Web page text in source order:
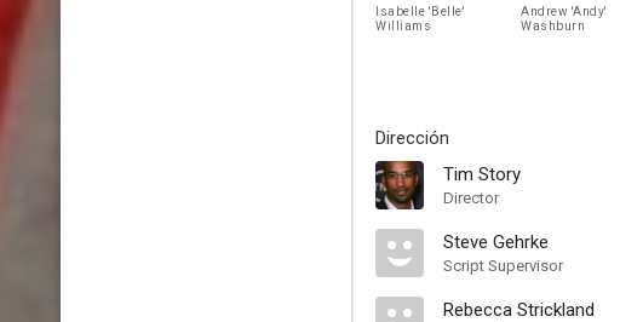
Isabelle 'Belle'
Williams
Andrew 'Andy'
Washburn
Dirección
Tim Story
Director
Steve Gehrke
Script Supervisor
Rebecca Strickland